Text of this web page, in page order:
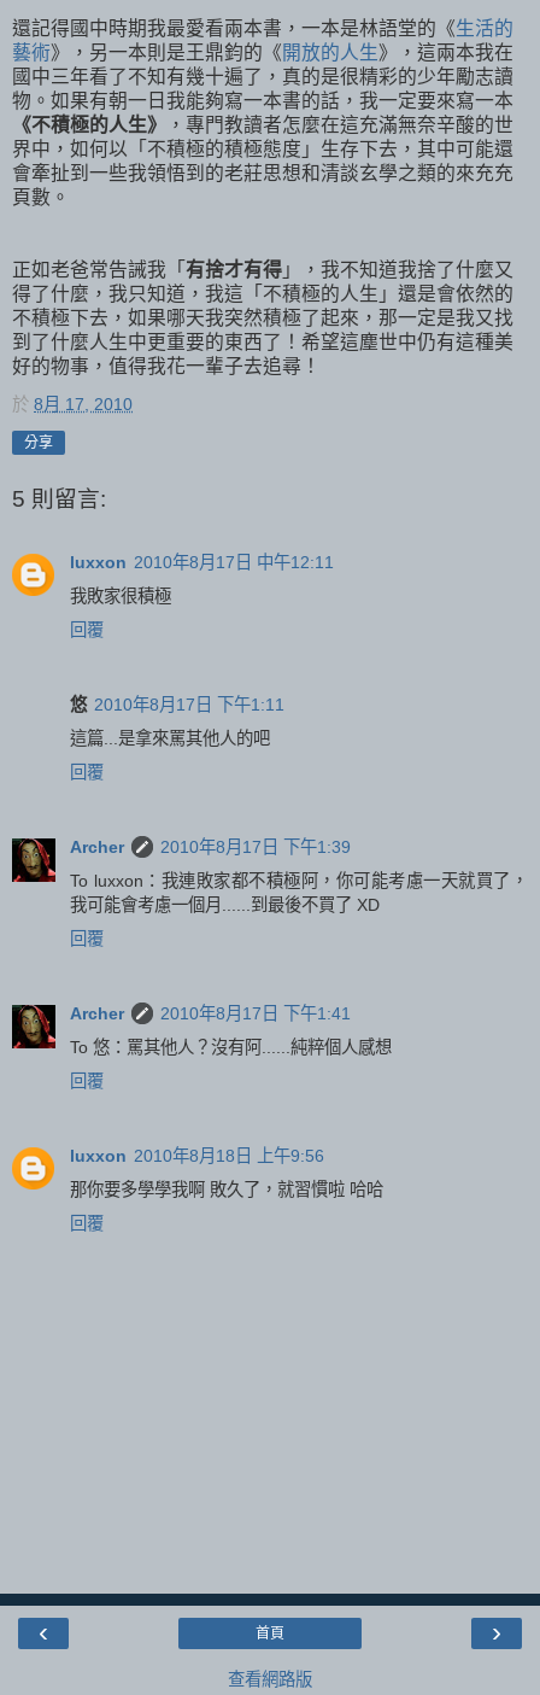
還記得國中時期我最愛看兩本書，一本是林語堂的《生活的
藝術》，另一本則是王鼎鈞的《開放的人生》，這兩本我在
國中三年看了不知有幾十遍了，真的是很精彩的少年勵志讀
物。如果有朝一日我能夠寫一本書的話，我一定要來寫一本
《不積極的人生》
，專門教讀者怎麼在這充滿無奈辛酸的世
界中，如何以「不積極的積極態度」生存下去，其中可能還
會牽扯到一些我領悟到的老莊思想和清談玄學之類的來充充
頁數。
正如老爸常告誡我「 有捨才有得 」，我不知道我捨了什麼又
得了什麼，我只知道，我這「不積極的人生」還是會依然的
不積極下去，如果哪天我突然積極了起來，那一定是我又找
到了什麼人生中更重要的東西了！希望這塵世中仍有這種美
好的物事，值得我花一輩子去追尋！
於 8月 17, 2010
分享
5 則留言:
luxxon 2010年8月17日 中午12:11
我敗家很積極
回覆
悠 2010年8月17日 下午1:11
這篇...是拿來罵其他人的吧
回覆
Archer
2010年8月17日 下午1:39
To luxxon：我連敗家都不積極阿，你可能考慮一天就買了，
我可能會考慮一個月......到最後不買了 XD
回覆
Archer
2010年8月17日 下午1:41
To 悠：罵其他人？沒有阿......純粹個人感想
回覆
luxxon 2010年8月18日 上午9:56
那你要多學學我啊 敗久了，就習慣啦 哈哈
回覆
‹ ›
首頁
查看網路版